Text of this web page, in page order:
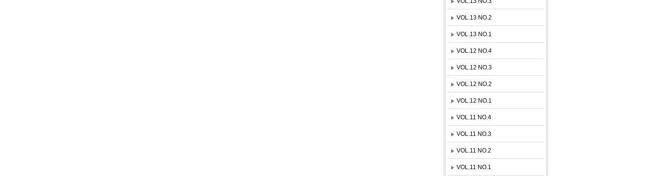
VOL.13 NO.2
VOL.13 NO.1
VOL.12 NO.4
VOL.12 NO.3
VOL.12 NO.2
VOL.12 NO.1
VOL.11 NO.4
VOL.11 NO.3
VOL.11 NO.2
VOL.11 NO.1